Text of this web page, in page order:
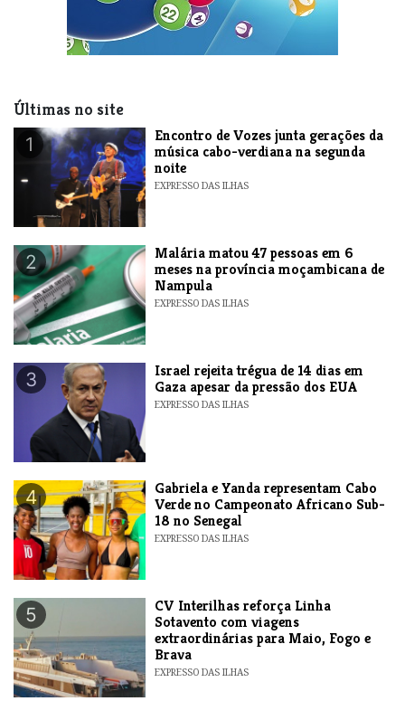
Últimas no site
1
Encontro de Vozes junta gerações da
música cabo-verdiana na segunda
noite
EXPRESSO DAS ILHAS
2
​Malária matou 47 pessoas em 6
meses na província moçambicana de
Nampula
EXPRESSO DAS ILHAS
3
​Israel rejeita trégua de 14 dias em
Gaza apesar da pressão dos EUA
EXPRESSO DAS ILHAS
4
Gabriela e Yanda representam Cabo
Verde no Campeonato Africano Sub-
18 no Senegal
EXPRESSO DAS ILHAS
5
​CV Interilhas reforça Linha
Sotavento com viagens
extraordinárias para Maio, Fogo e
Brava
EXPRESSO DAS ILHAS